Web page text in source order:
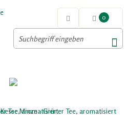
0